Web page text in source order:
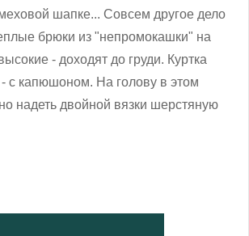
шапке... Совсем другое дело
брюки из "непромокашки" на
- доходят до груди. Куртка
с капюшоном. На голову в этом
надеть двойной вязки шерстяную